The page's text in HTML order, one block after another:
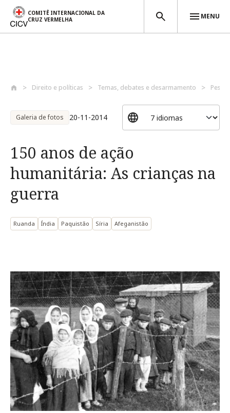
COMITÊ INTERNACIONAL DA
CRUZ VERMELHA
MENU
Direito e políticas Temas, debates e desarmamento
Galeria de fotos 20-11-2014
150 anos de ação
humanitária: As crianças na
guerra
Ruanda Índia Paquistão Síria Afeganistão